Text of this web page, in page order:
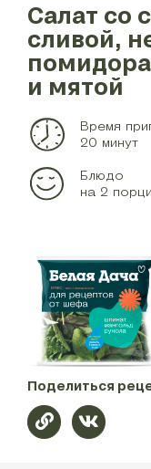
Салат со
сливой,
и мятой
Время
20 минут
Блюдо
на 2
Поделиться